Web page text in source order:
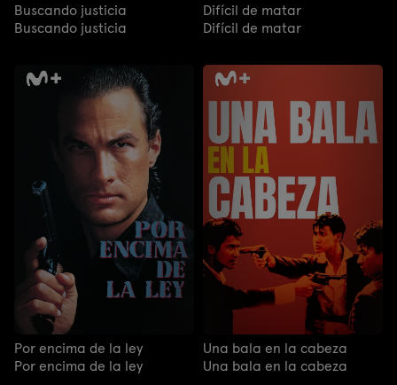
Buscando justicia
Buscando justicia
Difícil de matar
Difícil de matar
Por encima de la ley
Por encima de la ley
Una bala en la cabeza
Una bala en la cabeza